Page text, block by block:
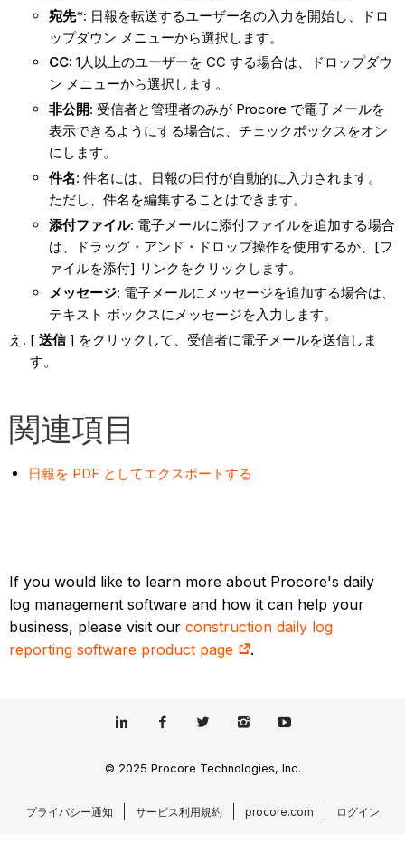
宛先*: 日報を転送するユーザー名の入力を開始し、ドロ
ップダウン メニューから選択します。
CC: 1人以上のユーザーを CC する場合は、ドロップダウ
ン メニューから選択します。
非公開: 受信者と管理者のみが Procore で電子メールを
表示できるようにする場合は、チェックボックスをオン
にします。
件名: 件名には、日報の日付が自動的に入力されます。
ただし、件名を編集することはできます。
添付ファイル: 電子メールに添付ファイルを追加する場合
は、ドラッグ・アンド・ドロップ操作を使用するか、[フ
ァイルを添付] リンクをクリックします。
メッセージ: 電子メールにメッセージを追加する場合は、
テキスト ボックスにメッセージを入力します。
[ 送信] をクリックして、受信者に電子メールを送信しま
す。
関連項目
日報を PDF としてエクスポートする
If you would like to learn more about Procore's daily
log management software and how it can help your
business, please visit ourconstruction daily log
reporting software product page
.
© 2025 Procore Technologies, Inc.
プライバシー通知 サービス利用規約 procore.com ログイン